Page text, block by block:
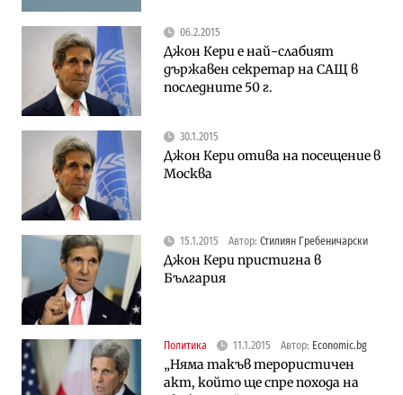
06.2.2015
Джон Кери е най-слабият
държавен секретар на САЩ в
последните 50 г.
30.1.2015
Джон Кери отива на посещение в
Москва
15.1.2015 Автор: Стилиян Гребеничарски
Джон Кери пристигна в
България
Политика 11.1.2015 Автор: Economic.bg
„Няма такъв терористичен
акт, който ще спре похода на